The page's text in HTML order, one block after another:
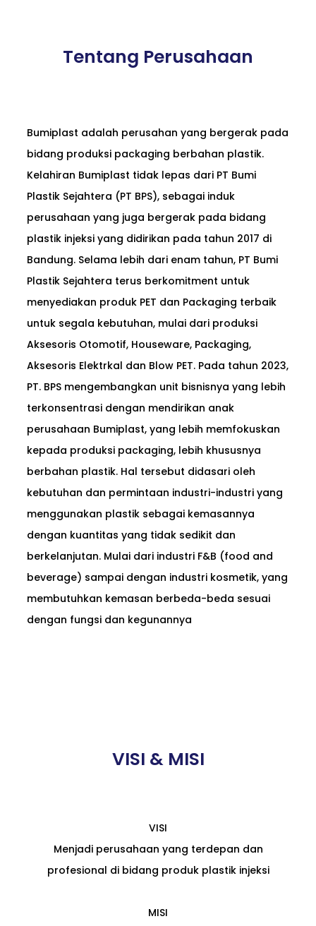
Tentang Perusahaan
Bumiplast adalah perusahan yang bergerak pada
bidang produksi packaging berbahan plastik.
Kelahiran Bumiplast tidak lepas dari PT Bumi
Plastik Sejahtera (PT BPS), sebagai induk
perusahaan yang juga bergerak pada bidang
plastik injeksi yang didirikan pada tahun 2017 di
Bandung. Selama lebih dari enam tahun, PT Bumi
Plastik Sejahtera terus berkomitment untuk
menyediakan produk PET dan Packaging terbaik
untuk segala kebutuhan, mulai dari produksi
Aksesoris Otomotif, Houseware, Packaging,
Aksesoris Elektrkal dan Blow PET. Pada tahun 2023,
PT. BPS mengembangkan unit bisnisnya yang lebih
terkonsentrasi dengan mendirikan anak
perusahaan Bumiplast, yang lebih memfokuskan
kepada produksi packaging, lebih khususnya
berbahan plastik. Hal tersebut didasari oleh
kebutuhan dan permintaan industri-industri yang
menggunakan plastik sebagai kemasannya
dengan kuantitas yang tidak sedikit dan
berkelanjutan. Mulai dari industri F&B (food and
beverage) sampai dengan industri kosmetik, yang
membutuhkan kemasan berbeda-beda sesuai
dengan fungsi dan kegunannya
VISI & MISI
VISI
Menjadi perusahaan yang terdepan dan
profesional di bidang produk plastik injeksi
MISI